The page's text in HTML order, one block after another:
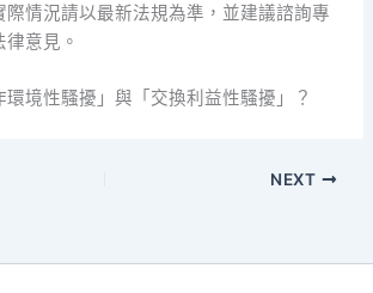
際情況請以最新法規為準，並建議諮詢專
意見。
境性騷擾」與「交換利益性騷擾」？
NEXT